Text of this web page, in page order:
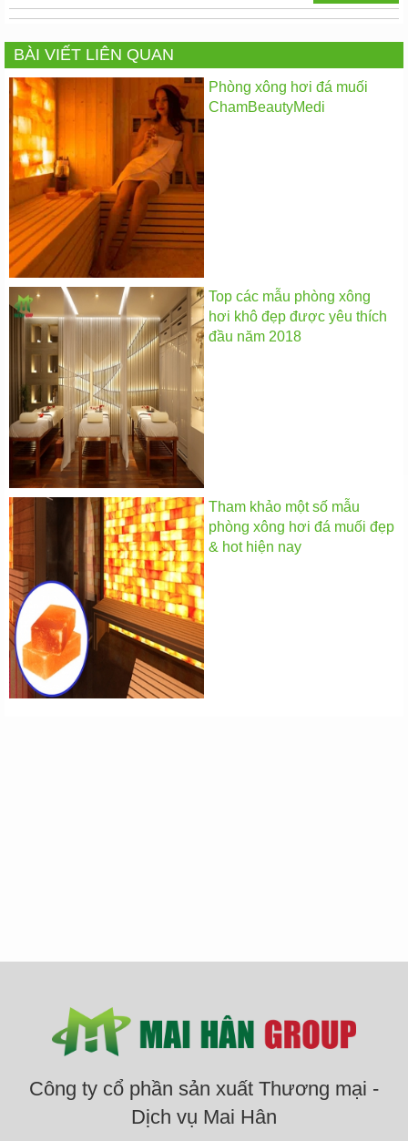
BÀI VIẾT LIÊN QUAN
Phòng xông hơi đá muối
ChamBeautyMedi
Top các mẫu phòng xông
hơi khô đẹp được yêu thích
đầu năm 2018
Tham khảo một số mẫu
phòng xông hơi đá muối đẹp
& hot hiện nay
Công ty cổ phần sản xuất Thương mại -
Dịch vụ Mai Hân